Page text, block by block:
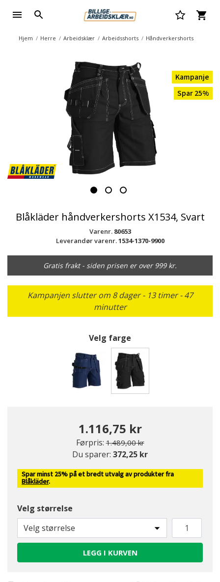
Hjem Herre Arbeidsklær Arbeidsshorts Håndverkershorts
Kampanje
Spar 25%
Blåkläder håndverkershorts X1534, Svart
Varenr. 80653
Leverandør varenr.1534-1370-9900
Gratis frakt - siden prisen er over 999 kr.
Kampanjen slutter om 8 dager - 13 timer - 47
minutter
Velg farge
1.116,75 kr
Førpris: Pris redusert fra
1.489,00 krtil
Du sparer: 372,25 kr
Spar minst 25% på et bredt utvalg av produkter fra
Blåkläder.
Velg størrelse
Velg størrelse
LEGG I KURVEN